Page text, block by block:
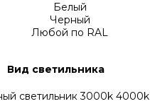
Белый
Черный
Любой по RAL
Вид светильника
светильник 3000k 4000k